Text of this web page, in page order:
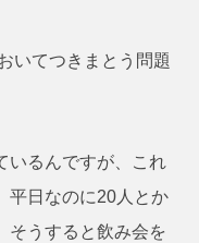
いてつきまとう問題
いるんですが、これ
平日なのに20人とか
そうすると飲み会を